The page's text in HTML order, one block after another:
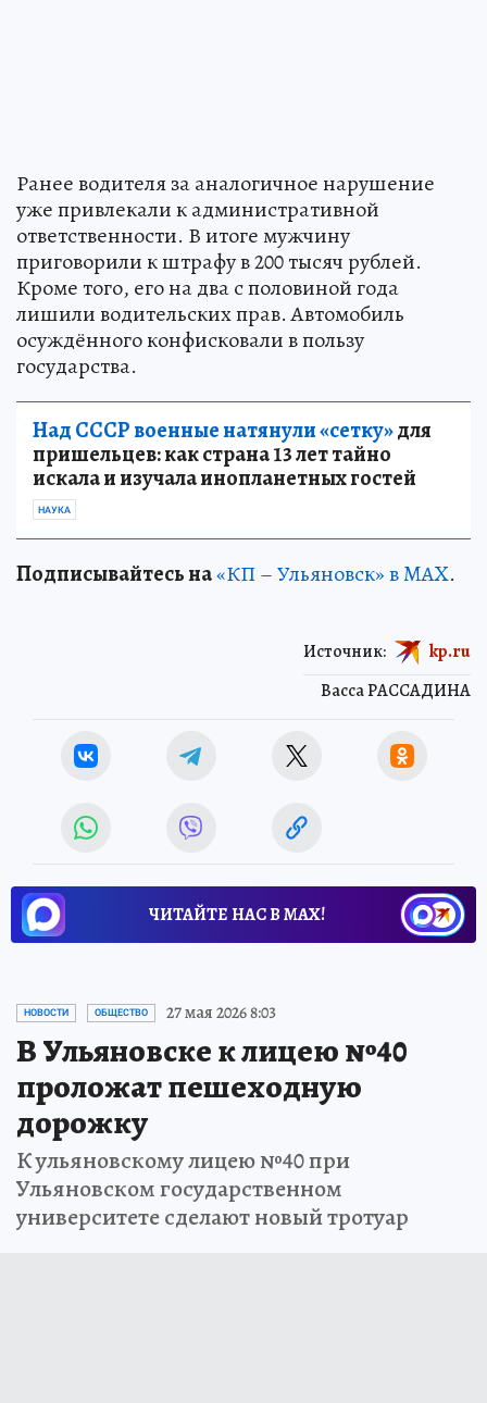
Ранее водителя за аналогичное нарушение
уже привлекали к административной
ответственности. В итоге мужчину
приговорили к штрафу в 200 тысяч рублей.
Кроме того, его на два с половиной года
лишили водительских прав. Автомобиль
осуждённого конфисковали в пользу
государства.
Над СССР военные натянули «сетку»для
пришельцев: как страна 13 лет тайно
искала и изучала инопланетных гостей
НАУКА
Подписывайтесь на«КП – Ульяновск» в MAX.
Васса РАССАДИНА
Источник: kp.ru
ЧИТАЙТЕ НАС В МАХ!
НОВОСТИ ОБЩЕСТВО 27 мая 2026 8:03
В Ульяновске к лицею №40
проложат пешеходную
дорожку
К ульяновскому лицею №40 при
Ульяновском государственном
университете сделают новый тротуар